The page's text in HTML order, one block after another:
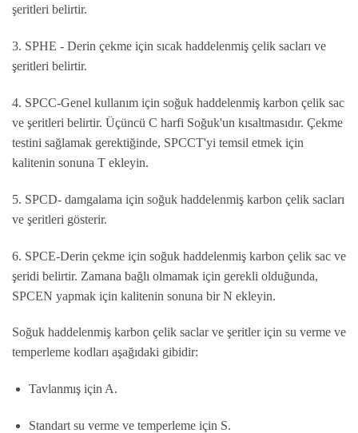
şeritleri belirtir.
3. SPHE - Derin çekme için sıcak haddelenmiş çelik sacları ve
şeritleri belirtir.
4. SPCC-Genel kullanım için soğuk haddelenmiş karbon çelik sac
ve şeritleri belirtir. Üçüncü C harfi Soğuk'un kısaltmasıdır. Çekme
testini sağlamak gerektiğinde, SPCCT'yi temsil etmek için
kalitenin sonuna T ekleyin.
5. SPCD- damgalama için soğuk haddelenmiş karbon çelik sacları
ve şeritleri gösterir.
6. SPCE-Derin çekme için soğuk haddelenmiş karbon çelik sac ve
şeridi belirtir. Zamana bağlı olmamak için gerekli olduğunda,
SPCEN yapmak için kalitenin sonuna bir N ekleyin.
Soğuk haddelenmiş karbon çelik saclar ve şeritler için su verme ve
temperleme kodları aşağıdaki gibidir:
Tavlanmış için A.
Standart su verme ve temperleme için S.